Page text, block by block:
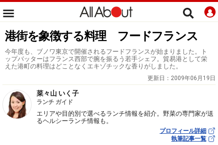
港街を象徴する料理 フードフランス
今年度も、ブノワ東京で開催されるフードフランスが始まりました。ト
ップバッターはフランス西部で腕を振るう若手シェフ。貿易港として栄
えた港町の料理はどことなくエキゾチックな香りがしました。
更新日： 2009年06月19日
菜々山 いく子
ランチ ガイド
エリアや目的別で選べるランチ情報を紹介。野菜の専門家が送
るヘルシーランチ情報も。
プロフィール詳細
執筆記事一覧